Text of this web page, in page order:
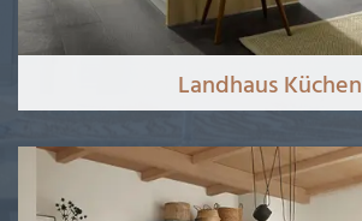
Landhaus Küchen